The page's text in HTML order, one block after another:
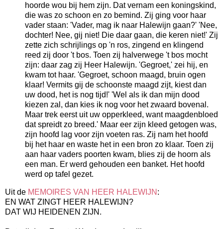
hoorde wou bij hem zijn. Dat vernam een koningskind,
die was zo schoon en zo bemind. Zij ging voor haar
vader staan: 'Vader, mag ik naar Halewijn gaan?' 'Nee,
dochter! Nee, gij niet! Die daar gaan, die keren niet!' Zij
zette zich schrijlings op 'n ros, zingend en klingend
reed zij door 't bos. Toen zij halverwege 't bos mocht
zijn: daar zag zij Heer Halewijn. 'Gegroet,' zei hij, en
kwam tot haar. 'Gegroet, schoon maagd, bruin ogen
klaar! Vermits gij de schoonste maagd zijt, kiest dan
uw dood, het is nog tijd!' 'Wel als ik dan mijn dood
kiezen zal, dan kies ik nog voor het zwaard bovenal.
Maar trek eerst uit uw opperkleed, want maagdenbloed
dat spreidt zo breed.' Maar eer zijn kleed getogen was,
zijn hoofd lag voor zijn voeten ras. Zij nam het hoofd
bij het haar en waste het in een bron zo klaar. Toen zij
aan haar vaders poorten kwam, blies zij de hoorn als
een man. Er werd gehouden een banket. Het hoofd
werd op tafel gezet.
Uit de MEMOIRES VAN HEER HALEWIJN :
EN WAT ZINGT HEER HALEWIJN?
DAT WIJ HEIDENEN ZIJN.